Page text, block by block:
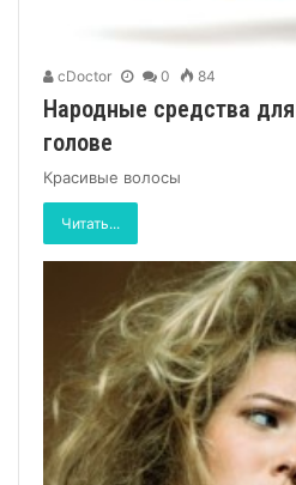
cDoctor 0 84
Народные средства
голове
Красивые волосы
Читать...